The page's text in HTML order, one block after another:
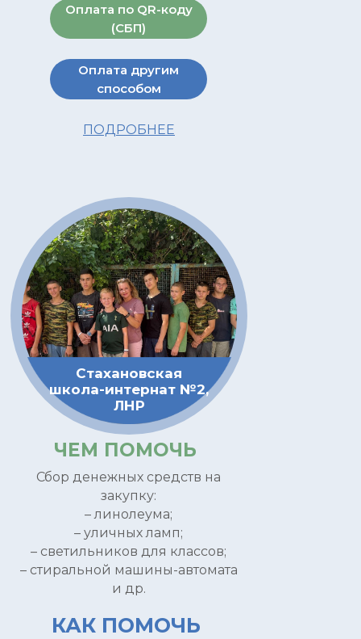
ПОДРОБНЕЕ
Оплата другим
способом
Оплата по QR-коду
(СБП)
Сбор денежных средств на
закупку:
– линолеума;
– уличных ламп;
– светильников для классов;
– стиральной машины-автомата
и др.
ЧЕМ ПОМОЧЬ
КАК ПОМОЧЬ
Стахановская
школа-интернат №2,
ЛНР